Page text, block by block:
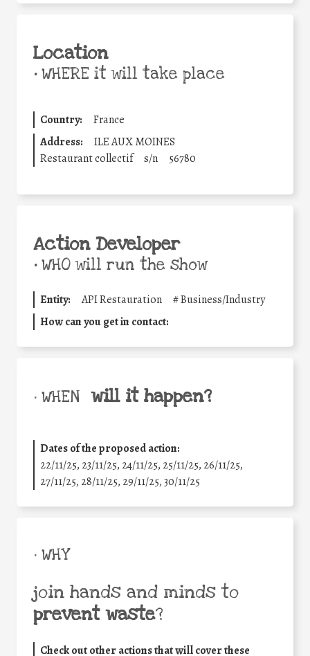
Location
•WHERE it will take place
Country:
France
Address:
ILE AUX MOINES
Restaurant collectif
s/n 56780
Action Developer
•WHO will run the show
Entity: API Restauration #Business/Industry
How can you get in contact:
• WHEN will it happen?
Dates of the proposed action:
22/11/25, 23/11/25, 24/11/25, 25/11/25, 26/11/25,
27/11/25, 28/11/25, 29/11/25,30/11/25
• WHY
join hands and minds to
prevent waste?
Check out other actions that will cover these